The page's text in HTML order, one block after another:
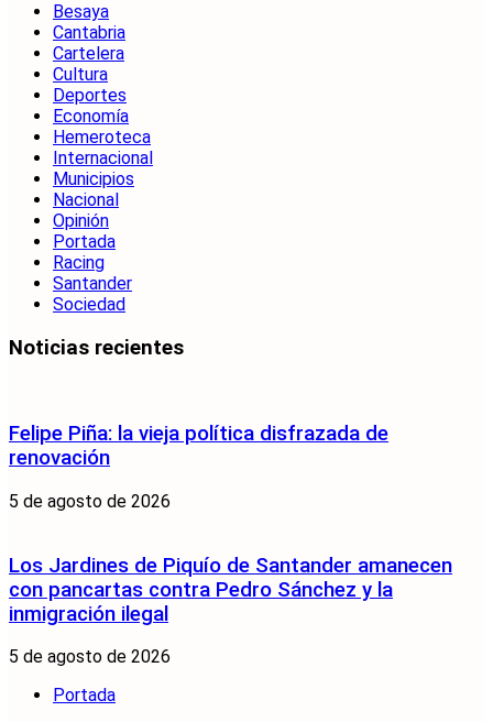
Besaya
Cantabria
Cartelera
Cultura
Deportes
Economía
Hemeroteca
Internacional
Municipios
Nacional
Opinión
Portada
Racing
Santander
Sociedad
Noticias recientes
Felipe Piña: la vieja política disfrazada de
renovación
5 de agosto de 2026
Los Jardines de Piquío de Santander amanecen
con pancartas contra Pedro Sánchez y la
inmigración ilegal
5 de agosto de 2026
Portada